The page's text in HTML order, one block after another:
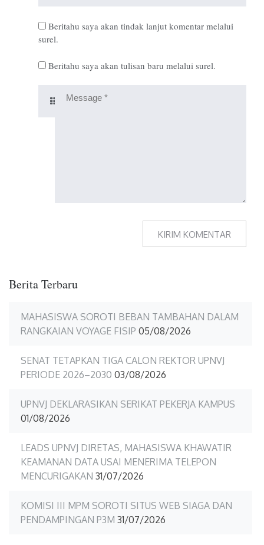
Beritahu saya akan tindak lanjut komentar melalui
surel.
Beritahu saya akan tulisan baru melalui surel.
Berita Terbaru
MAHASISWA SOROTI BEBAN TAMBAHAN DALAM
RANGKAIAN VOYAGE FISIP 05/08/2026
SENAT TETAPKAN TIGA CALON REKTOR UPNVJ
PERIODE 2026–2030 03/08/2026
UPNVJ DEKLARASIKAN SERIKAT PEKERJA KAMPUS
01/08/2026
LEADS UPNVJ DIRETAS, MAHASISWA KHAWATIR
KEAMANAN DATA USAI MENERIMA TELEPON
MENCURIGAKAN 31/07/2026
KOMISI III MPM SOROTI SITUS WEB SIAGA DAN
PENDAMPINGAN P3M 31/07/2026